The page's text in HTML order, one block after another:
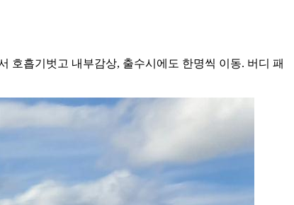
호흡기벗고 내부감상, 출수시에도 한명씩 이동. 버디 패